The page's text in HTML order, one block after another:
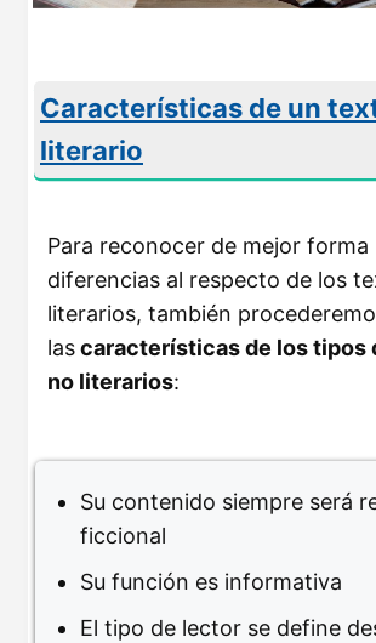
Características de un
literario
Para reconocer de mejor forma
diferencias al respecto de los
literarios, también
lascaracterísticas de los tipos
no literarios:
Su contenido siempre será
ficcional
Su función es informativa
El tipo de lector se define